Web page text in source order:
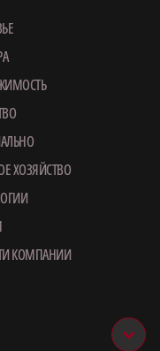
ХОЗЯЙСТВО
КОМПАНИИ